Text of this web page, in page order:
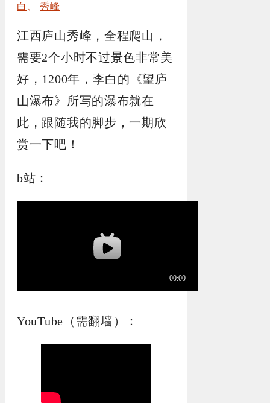
白
、秀峰
江西庐山秀峰，全程爬山，
需要2个小时不过景色非常美
好，1200年，李白的《望庐
山瀑布》所写的瀑布就在
此，跟随我的脚步，一期欣
赏一下吧！
b站：
YouTube（需翻墙）：